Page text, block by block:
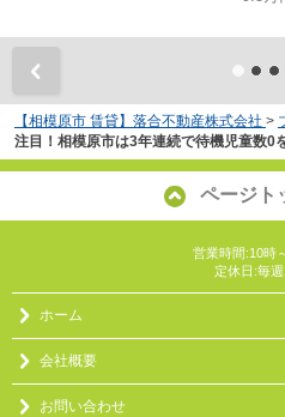
【相模原市 賃貸】落合不動産株式会社 >
注目！相模原市は3年連続で待機児童数0
ページト
営業時間:10時
定休日:毎
ホーム
会社概要
お問い合わせ